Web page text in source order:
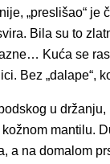
„preslišao“ je
Bila su to
Kuća se
Bez „dalape“,
u
mantilu.
a na domalom